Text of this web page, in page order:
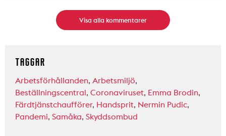
Visa alla kommentarer
TAGGAR
Arbetsförhållanden, Arbetsmiljö,
Beställningscentral, Coronaviruset, Emma Brodin,
Färdtjänstchaufförer, Handsprit, Nermin Pudic,
Pandemi, Samåka, Skyddsombud